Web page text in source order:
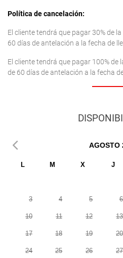
Política de cancelación:
El cliente tendrá que pagar 30% de
60 días de antelación a la fecha de
El cliente tendrá que pagar 100% de
de 60 días de antelación a la fecha
AGOSTO
L M X J
3 4 5 6
10 11 12 13
17 18 19 20
24 25 26 27